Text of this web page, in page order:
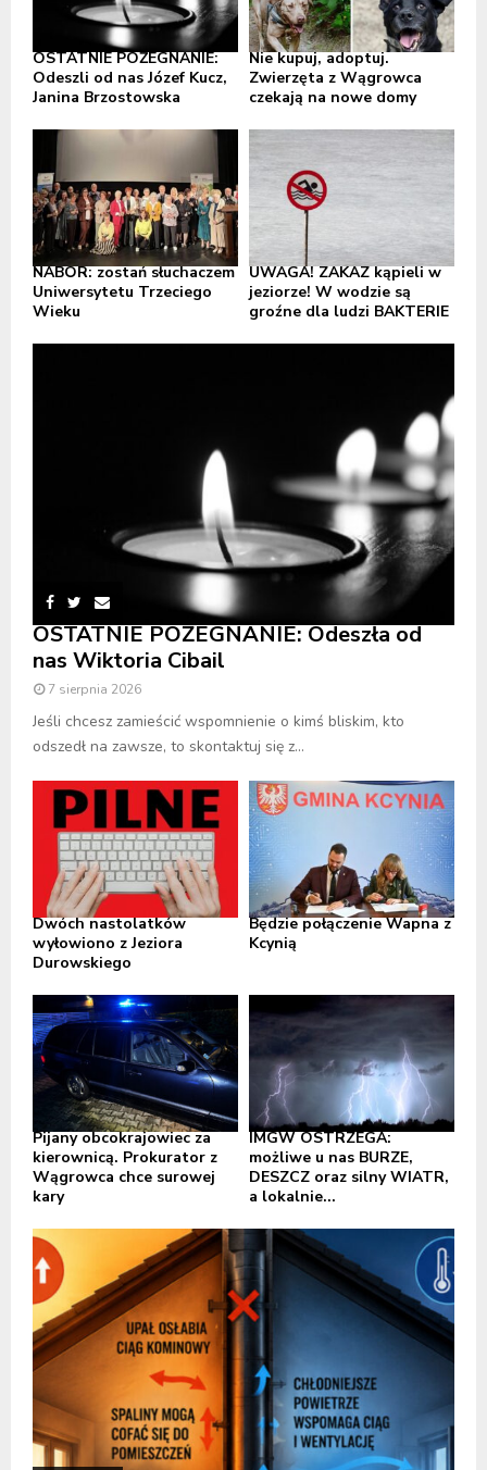
OSTATNIE POŻEGNANIE:
Odeszli od nas Józef Kucz,
Janina Brzostowska
Nie kupuj, adoptuj.
Zwierzęta z Wągrowca
czekają na nowe domy
NABÓR: zostań słuchaczem
Uniwersytetu Trzeciego
Wieku
UWAGA! ZAKAZ kąpieli w
jeziorze! W wodzie są
groźne dla ludzi BAKTERIE
OSTATNIE POŻEGNANIE: Odeszła od
nas Wiktoria Cibail
7 sierpnia 2026
Jeśli chcesz zamieścić wspomnienie o kimś bliskim, kto
odszedł na zawsze, to skontaktuj się z...
Dwóch nastolatków
wyłowiono z Jeziora
Durowskiego
Będzie połączenie Wapna z
Kcynią
Pijany obcokrajowiec za
kierownicą. Prokurator z
Wągrowca chce surowej
kary
IMGW OSTRZEGA:
możliwe u nas BURZE,
DESZCZ oraz silny WIATR,
a lokalnie...